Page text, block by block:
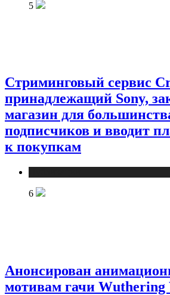
5
Стриминговый сервис
принадлежащий Sony,
магазин для
подписчиков и вводит
к покупкам
6
Анонсирован
мотивам гачи Wuthering